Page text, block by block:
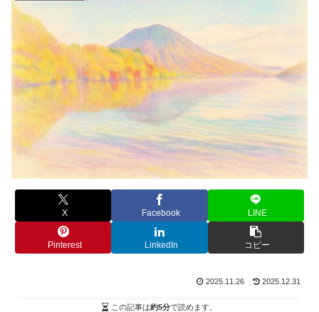
X Facebook LINE
Pinterest LinkedIn コピー
2025.11.26 2025.12.31
この記事は約5分で読めます。